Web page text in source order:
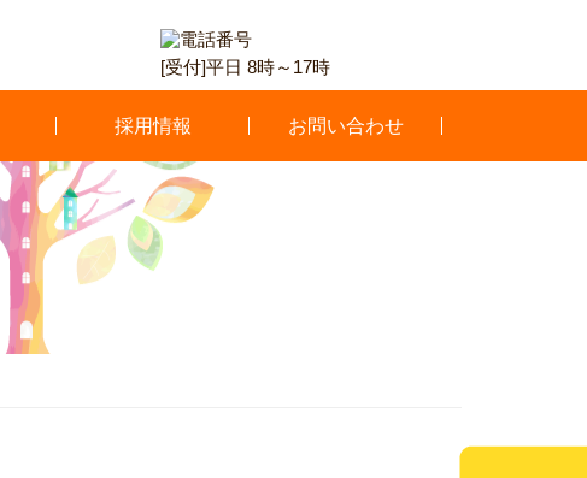
[受付]平日 8時～17時
採用情報 お問い合わせ